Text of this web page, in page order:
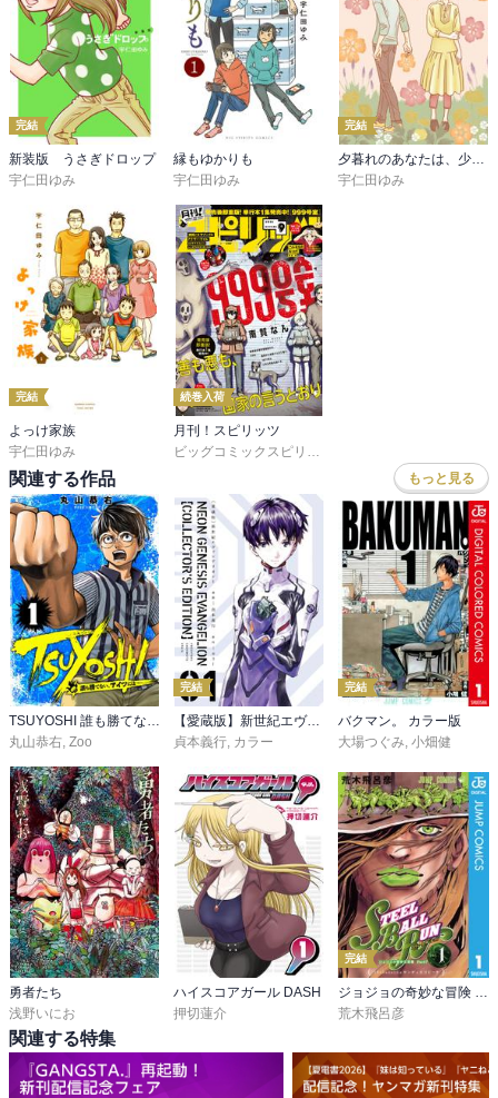
た、というようなことがあるのかもしれないと思いました。
そういう風に考えていくと、倫理的な（男前な？）行動をとってい
くダイキチを一番近いところで長い間に渡り見続けてる、一番の理
解者でもあるりんがダイキチのパートナーになる、というのは何か
心が震えるような展開であるとも言えるような気がします。９巻を
読んだ後では、例えば１巻で死への不安を口にするりんを「それま
では絶対死なん！まかしとけ！！」とダイキチが抱きしめる場面な
ど、全然違って見えてくるのです。９巻の結末を知る前の読み方
は、子供の不安を抑えるための大人としての言葉と行動、という風
に読んでいたのですが、９巻の結末を知った後は、そばにいる大事
な人への思いを素直に出し切った言葉と行動、という風に読めてく
るのです。本来ならこの素直さをダイキチはりんに出会う前に出会
ってきた女の人に対して発揮していけばよかったんでしょうが、そ
こは不器用なのでできなかった、ということなのかなと思いまし
た。たまたまその素直さを発揮できるりんという相手と、運命的に
出会った、という物語なのかなと今は思っています。
今もじわじわと感動がこみあげてきています。
完結
新装版 うさぎドロップ
宇仁田ゆみ
縁もゆかりも
宇仁田ゆみ
完結
夕暮れのあなたは、少し首をかしげて
宇仁田ゆみ
完結
よっけ家族
宇仁田ゆみ
続巻入荷
月刊！スピリッツ
ビッグコミックスピリッツ編集部
関連する作品 もっと見る
TSUYOSHI 誰も勝てない、アイツには
丸山恭右, Zoo
完結
【愛蔵版】新世紀エヴァンゲリオン
貞本義行, カラー
完結
バクマン。 カラー版
大場つぐみ, 小畑健
勇者たち
浅野いにお
ハイスコアガール DASH
押切蓮介
完結
ジョジョの奇妙な冒険 第7部 スティール・ボール・ラン
荒木飛呂彦
関連する特集